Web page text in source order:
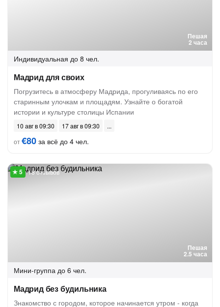
Пешая
2 часа
Индивидуальная до 8 чел.
Мадрид для своих
Погрузитесь в атмосферу Мадрида, прогуливаясь по его
старинным улочкам и площадям. Узнайте о богатой
истории и культуре столицы Испании
10 авг в 09:30
17 авг в 09:30
от€80 за всё до 4 чел.
Пешая
2.5 часа
18 отзывов
Мини-группа до 6 чел.
Мадрид без будильника
Знакомство с городом, которое начинается утром - когда